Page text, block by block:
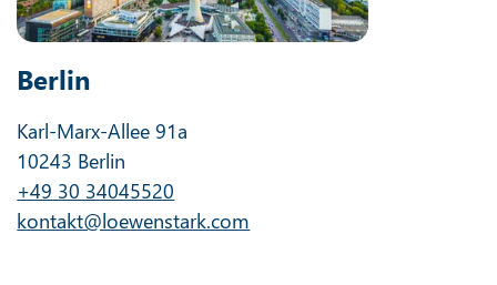
Berlin
Karl-Marx-Allee 91a
10243 Berlin
+49 30 34045520
kontakt@loewenstark.com